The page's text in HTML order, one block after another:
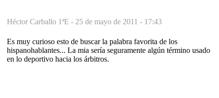
Héctor Carballo 1ªE - 25 de mayo de 2011 - 17:43
Es muy curioso esto de buscar la palabra favorita de los
hispanohablantes... La mia sería seguramente algún término usado
en lo deportivo hacia los árbitros.